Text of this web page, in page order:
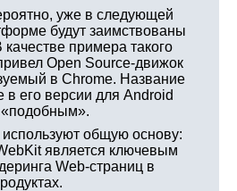
уже в следующей
будут заимствованы
примера такого
Open Source-движок
в Chrome. Название
в его версии для Android
«подобным».
общую основу:
является ключевым
Web-страниц в